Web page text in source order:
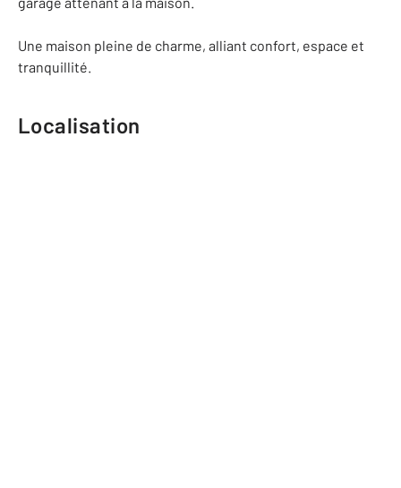
Une maison pleine de charme, alliant confort, espace et
tranquillité.
Localisation